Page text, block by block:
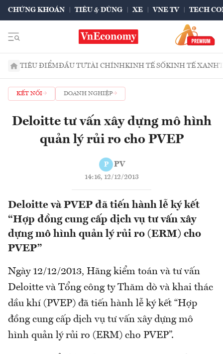
CHỨNG KHOÁN TIÊU & DÙNG XE VNE TV TECH
TIÊU ĐIỂMĐẦU TƯTÀI CHÍNHKINH TẾ SỐKINH TẾ XANH
KẾT NỐI DOANH NGHIỆP
Deloitte tư vấn xây dựng mô hình
quản lý rủi ro cho PVEP
P PV
14:16, 12/12/2013
Deloitte và PVEP đã tiến hành lễ ký kết
“Hợp đồng cung cấp dịch vụ tư vấn xây
dựng mô hình quản lý rủi ro (ERM) cho
PVEP”
Ngày 12/12/2013, Hãng kiểm toán và tư vấn
Deloitte và Tổng công ty Thăm dò và khai thác
dầu khí (PVEP) đã tiến hành lễ ký kết “Hợp
đồng cung cấp dịch vụ tư vấn xây dựng mô
hình quản lý rủi ro (ERM) cho PVEP”.